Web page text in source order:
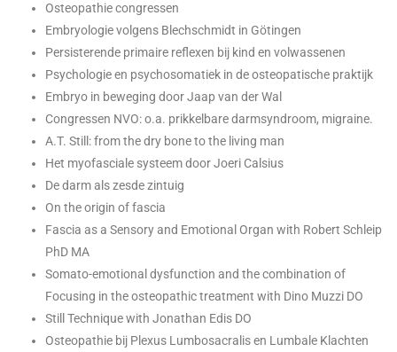
Osteopathie congressen
Embryologie volgens Blechschmidt in Götingen
Persisterende primaire reflexen bij kind en volwassenen
Psychologie en psychosomatiek in de osteopatische praktijk
Embryo in beweging door Jaap van der Wal
Congressen NVO: o.a. prikkelbare darmsyndroom, migraine.
A.T. Still: from the dry bone to the living man
Het myofasciale systeem door Joeri Calsius
De darm als zesde zintuig
On the origin of fascia
Fascia as a Sensory and Emotional Organ with Robert Schleip
PhD MA
Somato-emotional dysfunction and the combination of
Focusing in the osteopathic treatment with Dino Muzzi DO
Still Technique with Jonathan Edis DO
Osteopathie bij Plexus Lumbosacralis en Lumbale Klachten